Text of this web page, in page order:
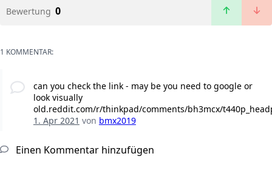
Bewertung 0
1 KOMMENTAR:
can you check the link - may be you need to google or
look visually
old.reddit.com/r/thinkpad/comments/bh3mcx/
1. Apr 2021 von bmx2019
Einen Kommentar hinzufügen